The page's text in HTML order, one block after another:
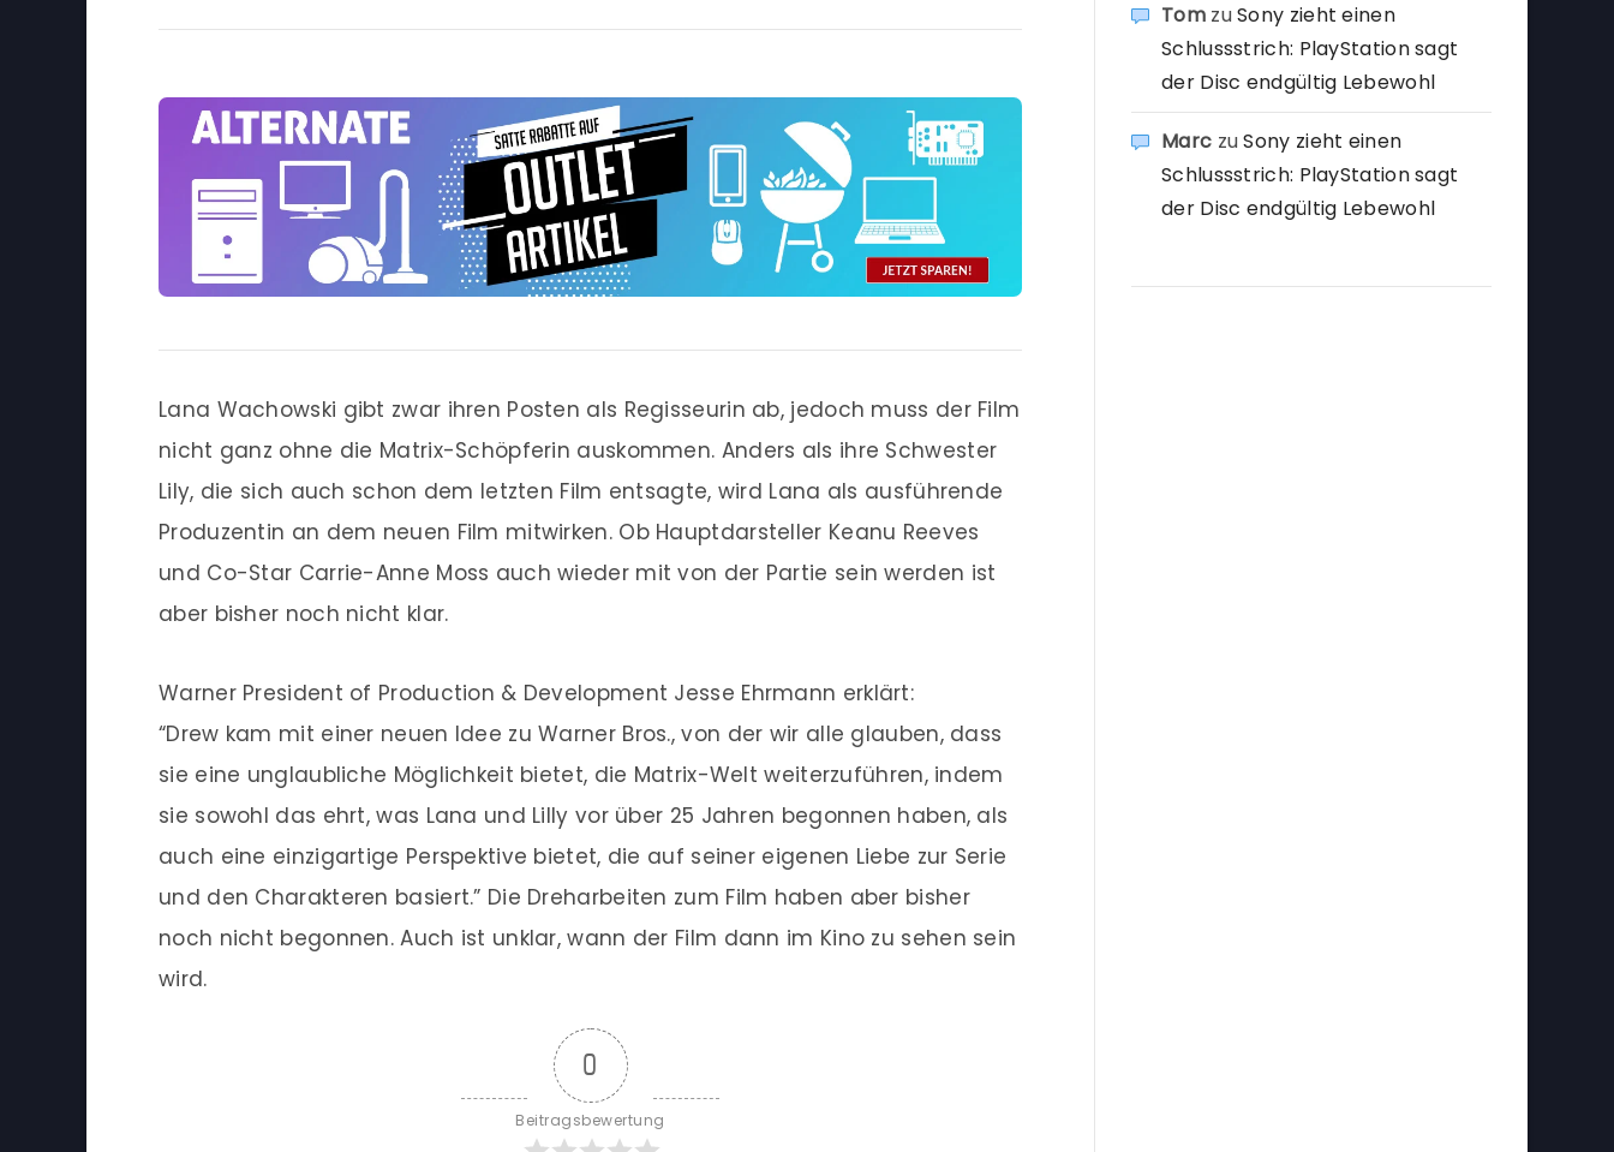
Lana Wachowski gibt zwar ihren Posten als Regisseurin ab, jedoch muss der Film
nicht ganz ohne die Matrix-Schöpferin auskommen. Anders als ihre Schwester
Lily, die sich auch schon dem letzten Film entsagte, wird Lana als ausführende
Produzentin an dem neuen Film mitwirken. Ob Hauptdarsteller Keanu Reeves
und Co-Star Carrie-Anne Moss auch wieder mit von der Partie sein werden ist
aber bisher noch nicht klar.
Warner President of Production & Development Jesse Ehrmann erklärt:
“Drew kam mit einer neuen Idee zu Warner Bros., von der wir alle glauben, dass
sie eine unglaubliche Möglichkeit bietet, die Matrix-Welt weiterzuführen, indem
sie sowohl das ehrt, was Lana und Lilly vor über 25 Jahren begonnen haben, als
auch eine einzigartige Perspektive bietet, die auf seiner eigenen Liebe zur Serie
und den Charakteren basiert.” Die Dreharbeiten zum Film haben aber bisher
noch nicht begonnen. Auch ist unklar, wann der Film dann im Kino zu sehen sein
wird.
0
Beitragsbewertung
TomzuSony zieht einen
Schlussstrich: PlayStation sagt
der Disc endgültig Lebewohl
Marc zuSony zieht einen
Schlussstrich: PlayStation sagt
der Disc endgültig Lebewohl